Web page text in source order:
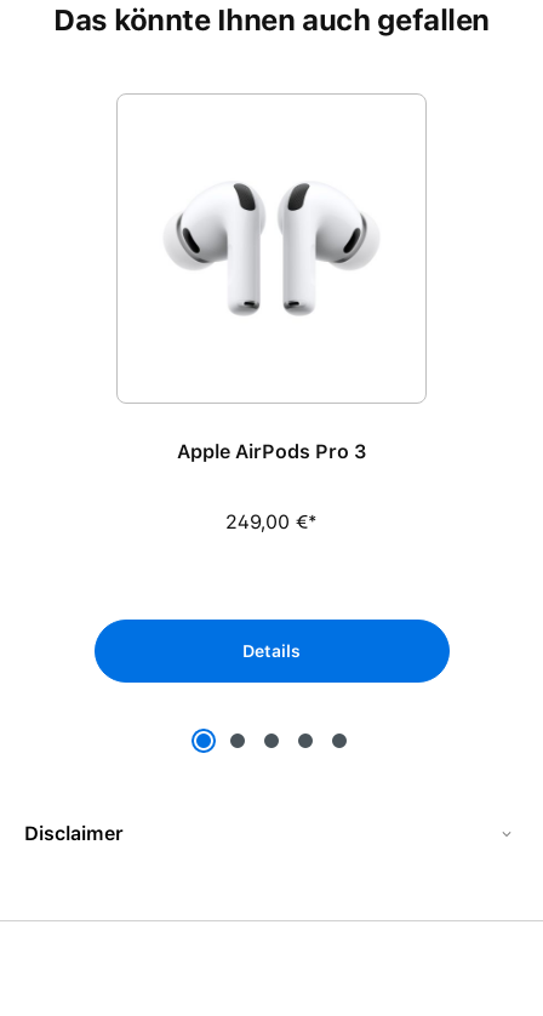
Das könnte Ihnen auch gefallen
Produktgalerie überspringen
Apple AirPods Pro 3
249,00 €*
Details
Disclaimer